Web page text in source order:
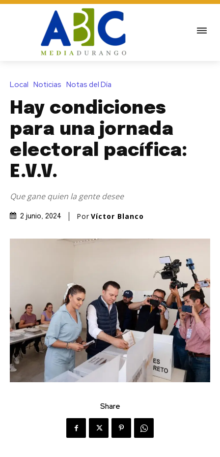
Local Noticias Notas del Día
Hay condiciones
para una jornada
electoral pacífica:
E.V.V.
Que gane quien la gente desee
2 junio, 2024 PorVíctor Blanco
Share